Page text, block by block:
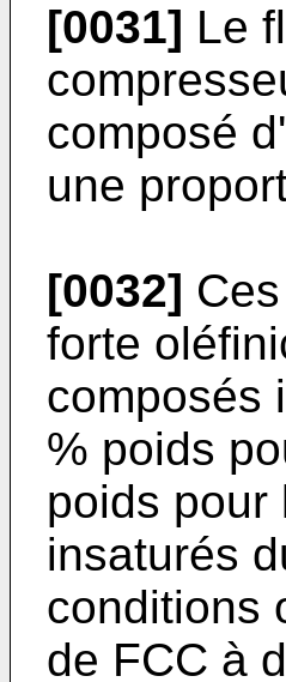
[0031] Le
composé
une
[0032]
forte
composés
% poids
poids pour
insaturés
conditions
de FCC à